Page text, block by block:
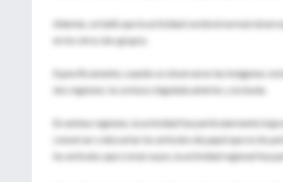
Además, se halló que la actividad cerebral normal
en los otros dos grupos.
Específicamente, cuando se observaron las imágenes
dos regiones: la corteza cingulada anterior, y la ínsula.
En ambas regiones, la actividad fue particularmente
conservar o descartar los artículos de papel que no les
los artículos que sí eran suyos, la actividad regional fue